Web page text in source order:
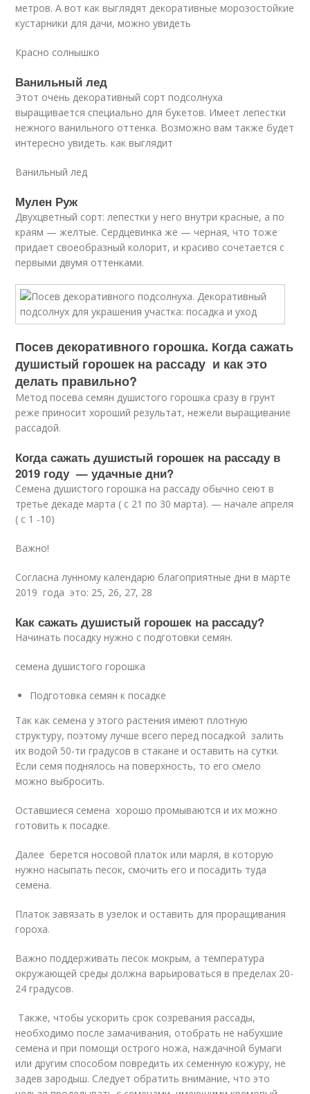
метров. А вот как выглядят декоративные морозостойкие
кустарники для дачи, можно увидеть
Красно солнышко
Ванильный лед
Этот очень декоративный сорт подсолнуха
выращивается специально для букетов. Имеет лепестки
нежного ванильного оттенка. Возможно вам также будет
интересно увидеть. как выглядит
Ванильный лед
Мулен Руж
Двухцветный сорт: лепестки у него внутри красные, а по
краям — желтые. Сердцевинка же — черная, что тоже
придает своеобразный колорит, и красиво сочетается с
первыми двумя оттенками.
Посев декоративного горошка. Когда сажать
душистый горошек на рассаду и как это
делать правильно?
Метод посева семян душистого горошка сразу в грунт
реже приносит хороший результат, нежели выращивание
рассадой.
Когда сажать душистый горошек на рассаду в
2019 году — удачные дни?
Семена душистого горошка на рассаду обычно сеют в
третье декаде марта ( с 21 по 30 марта). — начале апреля
( с 1 -10)
Важно!
Согласна лунному календарю благоприятные дни в марте
2019 года это: 25, 26, 27, 28
Как сажать душистый горошек на рассаду?
Начинать посадку нужно с подготовки семян.
семена душистого горошка
Подготовка семян к посадке
Так как семена у этого растения имеют плотную
структуру, поэтому лучше всего перед посадкой залить
их водой 50-ти градусов в стакане и оставить на сутки.
Если семя поднялось на поверхность, то его смело
можно выбросить.
Оставшиеся семена хорошо промываются и их можно
готовить к посадке.
Далее берется носовой платок или марля, в которую
нужно насыпать песок, смочить его и посадить туда
семена.
Платок завязать в узелок и оставить для проращивания
гороха.
Важно поддерживать песок мокрым, а температура
окружающей среды должна варьироваться в пределах 20-
24 градусов.
Также, чтобы ускорить срок созревания рассады,
необходимо после замачивания, отобрать не набухшие
семена и при помощи острого ножа, наждачной бумаги
или другим способом повредить их семенную кожуру, не
задев зародыш. Следует обратить внимание, что это